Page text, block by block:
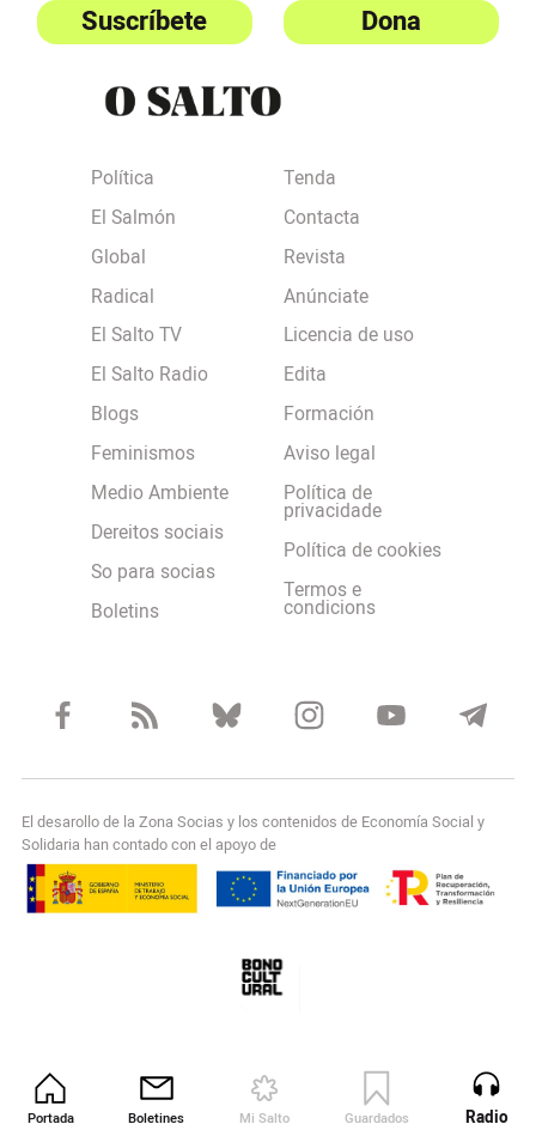
Portada Boletines Mi Salto Guardados Revista
Radio
Suscríbete Dona
Política
El Salmón
Global
Radical
El Salto TV
El Salto Radio
Blogs
Feminismos
Medio Ambiente
Dereitos sociais
So para socias
Boletins
Tenda
Contacta
Revista
Anúnciate
Licencia de uso
Edita
Formación
Aviso legal
Política de
privacidade
Política de cookies
Termos e
condicions
El desarollo de la Zona Socias y los contenidos de Economía Social y
Solidaria han contado con el apoyo de